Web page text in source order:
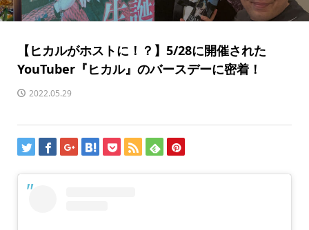
【ヒカルがホストに！？】5/28に開催された
YouTuber『ヒカル』のバースデーに密着！
2022.05.29